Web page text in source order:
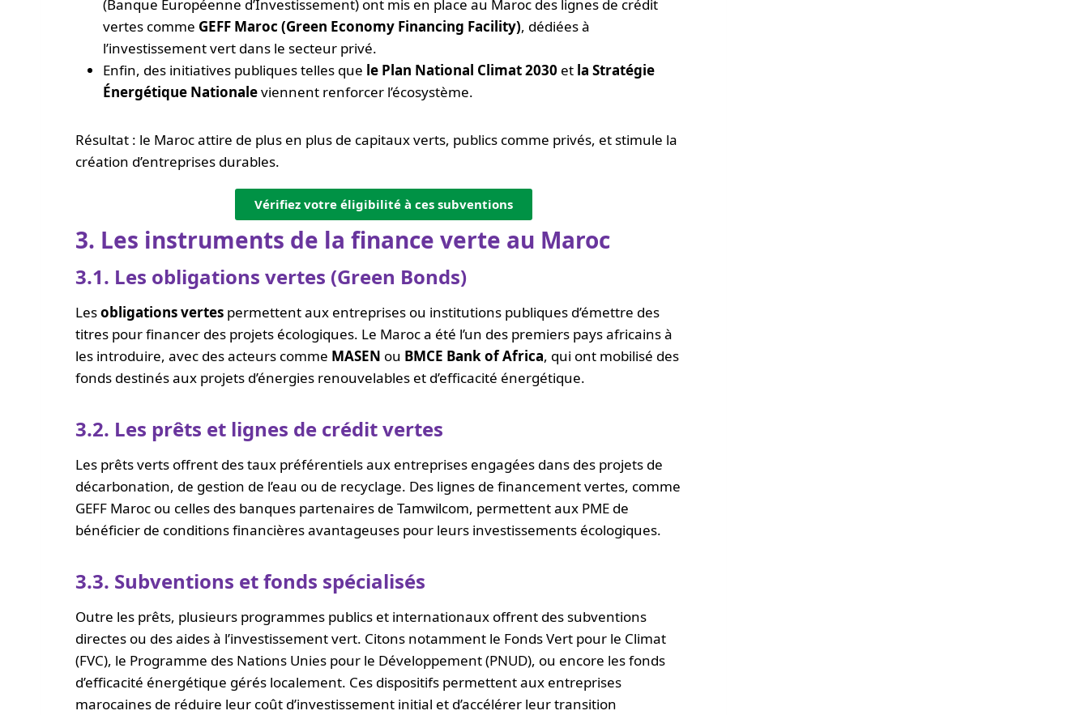
(Banque Européenne d’Investissement) ont mis en place au Maroc des lignes de crédit
vertes comme GEFF Maroc (Green Economy Financing Facility), dédiées à
l’investissement vert dans le secteur privé.
Enfin, des initiatives publiques telles que le Plan National Climat 2030 et la Stratégie
Énergétique Nationaleviennent renforcer l’écosystème.
Résultat : le Maroc attire de plus en plus de capitaux verts, publics comme privés, et stimule la
création d’entreprises durables.
Vérifiez votre éligibilité à ces subventions
3. Les instruments de la finance verte au Maroc
3.1. Les obligations vertes (Green Bonds)
Lesobligations vertes permettent aux entreprises ou institutions publiques d’émettre des
titres pour financer des projets écologiques. Le Maroc a été l’un des premiers pays africains à
les introduire, avec des acteurs comme MASEN ou BMCE Bank of Africa, qui ont mobilisé des
fonds destinés aux projets d’énergies renouvelables et d’efficacité énergétique.
3.2. Les prêts et lignes de crédit vertes
Les prêts verts offrent des taux préférentiels aux entreprises engagées dans des projets de
décarbonation, de gestion de l’eau ou de recyclage. Des lignes de financement vertes, comme
GEFF Maroc ou celles des banques partenaires de Tamwilcom, permettent aux PME de
bénéficier de conditions financières avantageuses pour leurs investissements écologiques.
3.3. Subventions et fonds spécialisés
Outre les prêts, plusieurs programmes publics et internationaux offrent des subventions
directes ou des aides à l’investissement vert. Citons notamment le Fonds Vert pour le Climat
(FVC), le Programme des Nations Unies pour le Développement (PNUD), ou encore les fonds
d’efficacité énergétique gérés localement. Ces dispositifs permettent aux entreprises
marocaines de réduire leur coût d’investissement initial et d’accélérer leur transition